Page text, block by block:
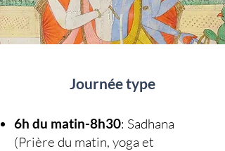
Journée type
6h du matin-8h30: Sadhana
(Prière du matin, yoga et